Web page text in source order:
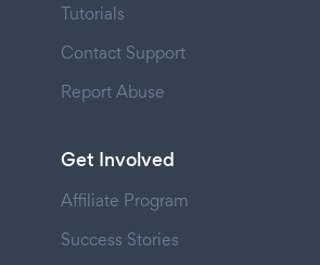
Tutorials
Contact Support
Report Abuse
Get Involved
Affiliate Program
Success Stories